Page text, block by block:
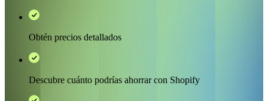
Obtén precios detallados
Descubre cuánto podrías ahorrar con Shopify